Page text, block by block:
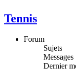
Tennis
Forum
Sujets
Messages
Dernier